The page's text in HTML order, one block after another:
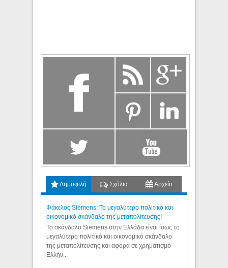
Δημοφιλή Σχόλια Αρχείο
Φάκελος Siemens: Το μεγαλύτερο πολιτικό και
οικονομικό σκάνδαλο της μεταπολίτευσης!
Το σκάνδαλο Siemens στην Ελλάδα είναι ίσως το
μεγαλύτερο πολιτικό και οικονομικό σκάνδαλο
της μεταπολίτευσης και αφορά σε χρηματισμό
Ελλήν...